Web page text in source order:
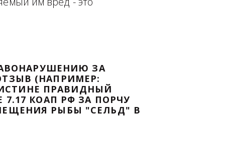
доказательством с целью -
Законодательства Российской